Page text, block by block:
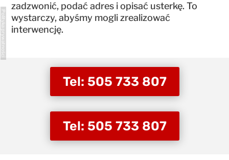
zadzwonić, podać adres i opisać usterkę. To
wystarczy, abyśmy mogli zrealizować
interwencję.
Tel: 505 733 807
Tel: 505 733 807
Polityka prywatności